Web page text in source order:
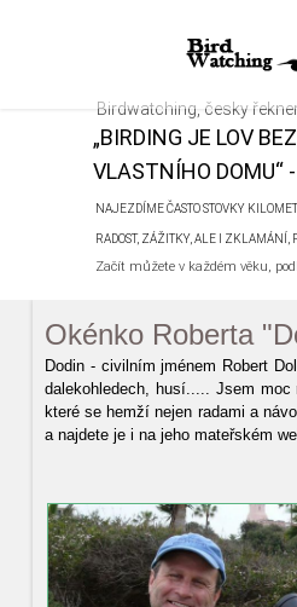
Birdwatching, česky
„BIRDING JE LOV
VLASTNÍHO DOMU“
NAJEZDÍME ČASTO STOVKY
RADOST, ZÁŽITKY, ALE I ZKLAMÁNÍ,
Začít můžete v každém věku,
Okénko Roberta
Dodin - civilním jménem Robert
dalekohledech, husí..... Jsem
které se hemží nejen radami a
a najdete je i na jeho mateřském